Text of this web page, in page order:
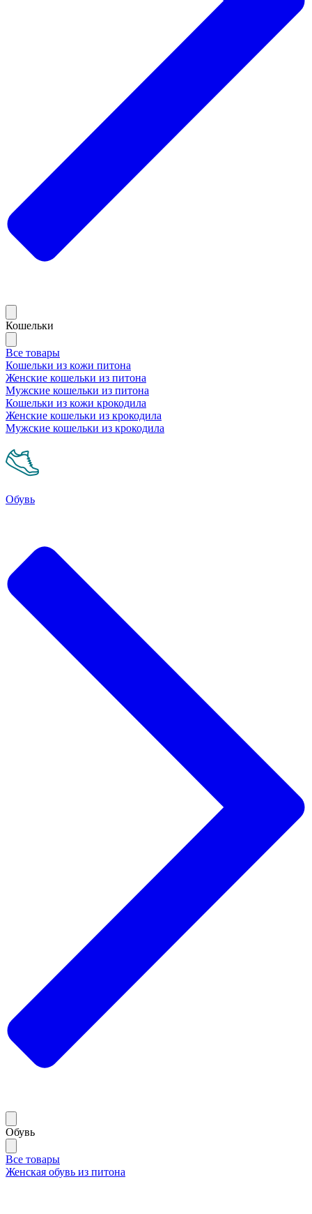
Кошельки
Все товары
Кошельки из кожи питона
Женские кошельки из питона
Мужские кошельки из питона
Кошельки из кожи крокодила
Женские кошельки из крокодила
Мужские кошельки из крокодила
Обувь
Обувь
Все товары
Женская обувь из питона